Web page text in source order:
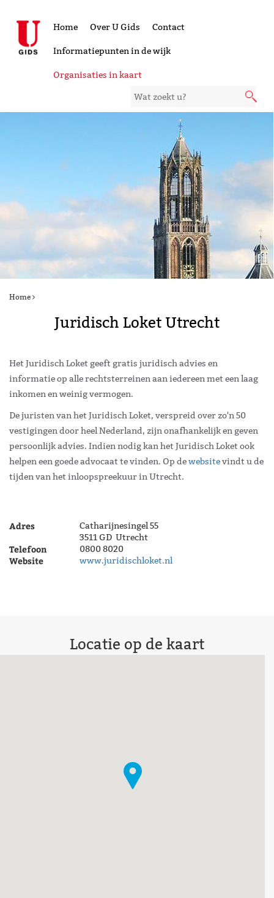
Home Over U Gids Contact
Informatiepunten in de wijk
Organisaties in kaart
Home
Juridisch Loket Utrecht
Het Juridisch Loket geeft gratis juridisch advies en
informatie op alle rechtsterreinen aan iedereen met een laag
inkomen en weinig vermogen.
De juristen van het Juridisch Loket, verspreid over zo'n 50
vestigingen door heel Nederland, zijn onafhankelijk en geven
persoonlijk advies. Indien nodig kan het Juridisch Loket ook
helpen een goede advocaat te vinden. Op dewebsitevindt u de
tijden van het inloopspreekuur in Utrecht.
Adres
Catharijnesingel 55
3511 GD Utrecht
Telefoon 0800 8020
Website www.juridischloket.nl
Locatie op de kaart